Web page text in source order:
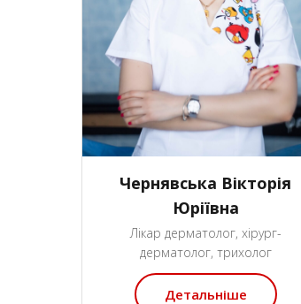
Чернявська Вікторія
Юріївна
Лікар дерматолог, хірург-
дерматолог, трихолог
Детальніше